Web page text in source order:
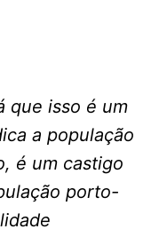
que isso é um
a população
é um castigo
porto-